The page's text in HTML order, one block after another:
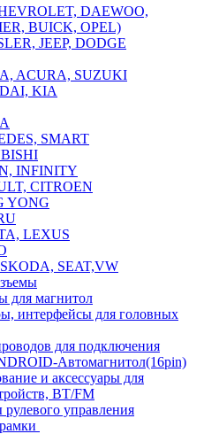
DAEWOO,
BUICK, OPEL)
JEEP, DODGE
ACURA, SUZUKI
KIA
SMART
INFINITY
CITROEN
YONG
LEXUS
SEAT,VW
для магнитол
интерфейсы для головных
для подключения
Автомагнитол(16pin)
и аксессуары для
BT/FM
управления